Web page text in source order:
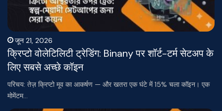
जून 21, 2026
क्रिप्टो वोलेटिलिटी ट्रेडिंग: Binany पर शॉर्ट-टर्म सेटअप के
लिए सबसे अच्छे कॉइन
परिचय: तेज़ क्रिप्टो मूव का आकर्षण — और खतरा एक घंटे में 15% चला कॉइन। एक
मोमेंटम…